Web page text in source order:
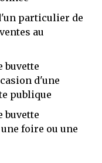
particulier de
au
buvette
d'une
publique
buvette
foire ou une